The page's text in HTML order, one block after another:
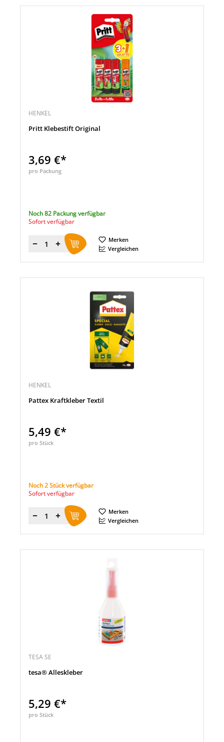
HENKEL
Pritt Klebestift Original
3,69 €*
pro Packung
Noch 82 Packung verfügbar
Sofort verfügbar
Menge
Merken
Vergleichen
HENKEL
Pattex Kraftkleber Textil
5,49 €*
pro Stück
Noch 2 Stück verfügbar
Sofort verfügbar
Menge
Merken
Vergleichen
TESA SE
tesa® Alleskleber
5,29 €*
pro Stück